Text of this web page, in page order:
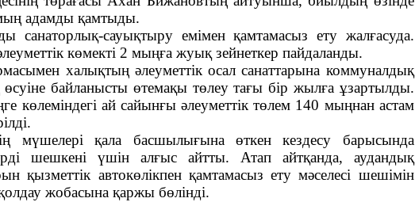
адамды қамтыды.
санаторлық-сауықтыру емімен қамтамасыз ету жалғасуда.
көмекті 2 мыңға жуық зейнеткер пайдаланды.
халықтың әлеуметтік осал санаттарына коммуналдық
өсуіне байланысты өтемақы төлеу тағы бір жылға ұзартылды.
көлеміндегі ай сайынғы әлеуметтік төлем 140 мыңнан астам
мүшелері қала басшылығына өткен кездесу барысында
шешкені үшін алғыс айтты. Атап айтқанда, аудандық
қызметтік автокөлікпен қамтамасыз ету мәселесі шешімін
жобасына қаржы бөлінді.